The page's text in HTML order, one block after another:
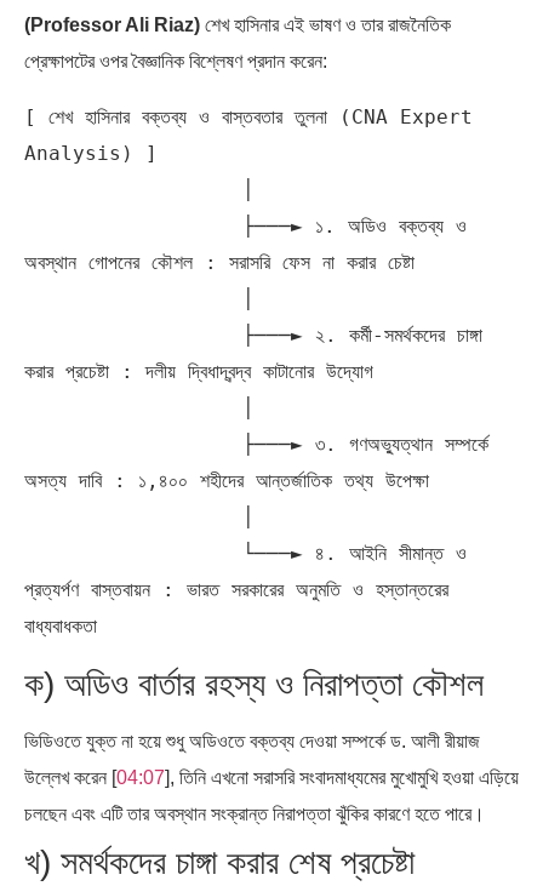
(Professor Ali Riaz) শেখ হাসিনার এই ভাষণ ও তার রাজনৈতিক
প্রেক্ষাপটের ওপর বৈজ্ঞানিক বিশ্লেষণ প্রদান করেন:
[ শেখ হাসিনার বক্তব্য ও বাস্তবতার তুলনা (CNA Expert
Analysis) ]
অবস্থান গোপনের কৌশল : সরাসরি ফেস না করার চেষ্টা
করার প্রচেষ্টা : দলীয় দ্বিধাদ্বন্দ্ব কাটানোর উদ্যোগ
অসত্য দাবি : ১,৪০০ শহীদের আন্তর্জাতিক তথ্য উপেক্ষা
প্রত্যর্পণ বাস্তবায়ন : ভারত সরকারের অনুমতি ও হস্তান্তরের
ক) অডিও বার্তার রহস্য ও নিরাপত্তা কৌশল
ভিডিওতে যুক্ত না হয়ে শুধু অডিওতে বক্তব্য দেওয়া সম্পর্কে ড. আলী রীয়াজ
উল্লেখ করেন [04:07], তিনি এখনো সরাসরি সংবাদমাধ্যমের মুখোমুখি হওয়া এড়িয়ে
চলছেন এবং এটি তার অবস্থান সংক্রান্ত নিরাপত্তা ঝুঁকির কারণে হতে পারে।
খ) সমর্থকদের চাঙ্গা করার শেষ প্রচেষ্টা